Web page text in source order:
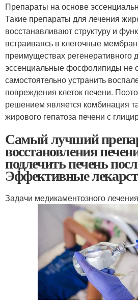
Препараты на основе
Такие препараты для лечения
восстанавливают структуру и
встраиваясь в клеточные
преимуществах регенеративного
эссенциальные фосфолипиды не
самостоятельно устранить
повреждения клеток печени.
решением является комбинация
жирового гепатоза печени с
Самый лучший
восстановления
подлечить печень
Эффективные
Задачи медикаментозного